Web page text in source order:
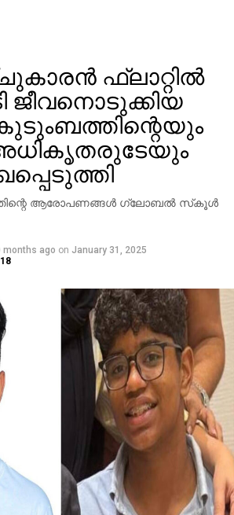
ഫ്‌ലാറ്റില്‍
ജീവനൊടുക്കിയ
ആരോപണങ്ങള്‍ ഗ്ലോബല്‍ സ്‌കൂള്‍
months ago on January 31, 2025